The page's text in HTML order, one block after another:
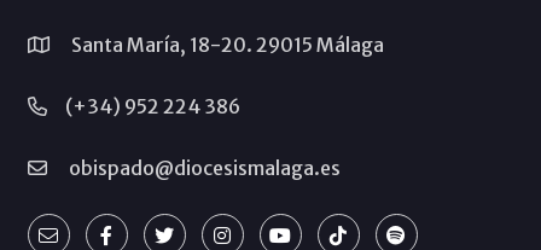
Santa María, 18-20. 29015 Málaga
(+34) 952 224 386
obispado@diocesismalaga.es